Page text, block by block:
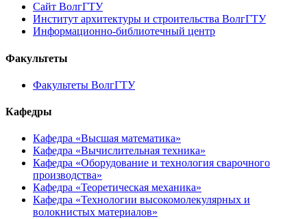
Сайт ВолгГТУ
Институт архитектуры и строительства ВолгГТУ
Информационно-библиотечный центр
Факультеты
Факультеты ВолгГТУ
Кафедры
Кафедра «Высшая математика»
Кафедра «Вычислительная техника»
Кафедра «Оборудование и технология сварочного
производства»
Кафедра «Теоретическая механика»
Кафедра «Технологии высокомолекулярных и
волокнистых материалов»